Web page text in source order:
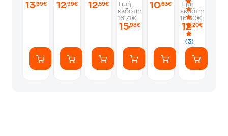
13,99€ 12,99€ 12,59€
Τιμή
εκδότη:
16.71€
15,98€
for
10,63€
(3)
Τιμή
εκδότη:
16.60€
12,20€